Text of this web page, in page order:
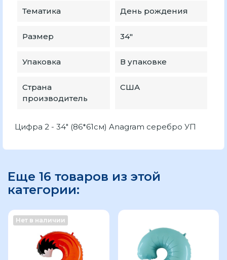
Тематика
День рождения
Размер 34"
Упаковка В упаковке
Страна
производитель
США
Цифра 2 - 34" (86*61см) Anagram серебро УП
Еще 16 товаров из этой
категории:
Нет в наличии